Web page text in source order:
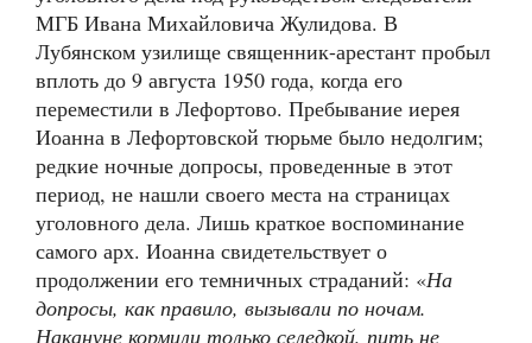
МГБ Ивана Михайловича Жулидова. В
Лубянском узилище священник-арестант пробыл
вплоть до 9 августа 1950 года, когда его
переместили в Лефортово. Пребывание иерея
Иоанна в Лефортовской тюрьме было недолгим;
редкие ночные допросы, проведенные в этот
период, не нашли своего места на страницах
уголовного дела. Лишь краткое воспоминание
самого арх. Иоанна свидетельствует о
продолжении его темничных страданий: «На
допросы, как правило, вызывали по ночам.
Накануне кормили только селедкой, пить не